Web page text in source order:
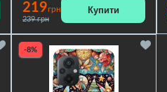
219грн
239 грн
Купити
-8%